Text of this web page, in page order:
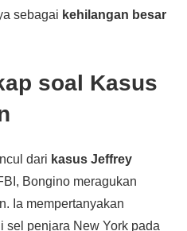
sebagai kehilangan besar
soal Kasus
dari kasus Jeffrey
Bongino meragukan
Ia mempertanyakan
sel penjara New York pada